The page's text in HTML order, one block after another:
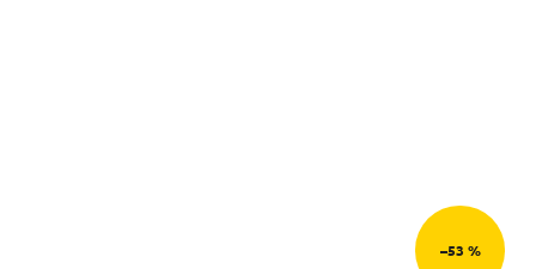
–53 %